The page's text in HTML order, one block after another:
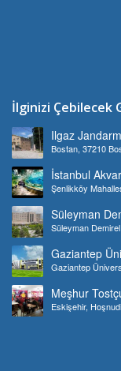
İlginizi Çebilecek
Ilgaz
Bostan, 37210
İstanbul
Şenlikköy
Süleyman
Süleyman
Gaziantep
Gaziantep
Meşhur
Eskişehir,